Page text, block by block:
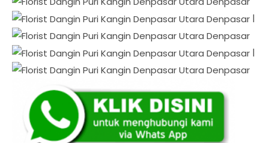
|
|